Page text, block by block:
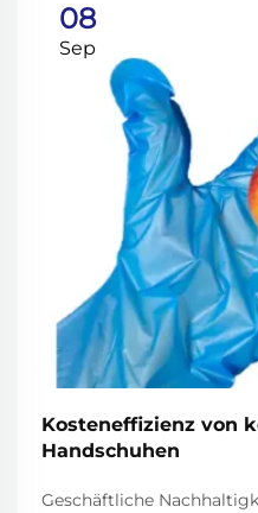
08
Sep
Kosteneffizienz von
Handschuhen
Geschäftliche